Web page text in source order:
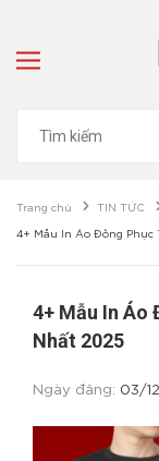
Trang chủ TIN TỨC
4+ Mẫu In Áo Đồng Phục
4+ Mẫu In Áo
Nhất 2025
Ngày đăng: 03/